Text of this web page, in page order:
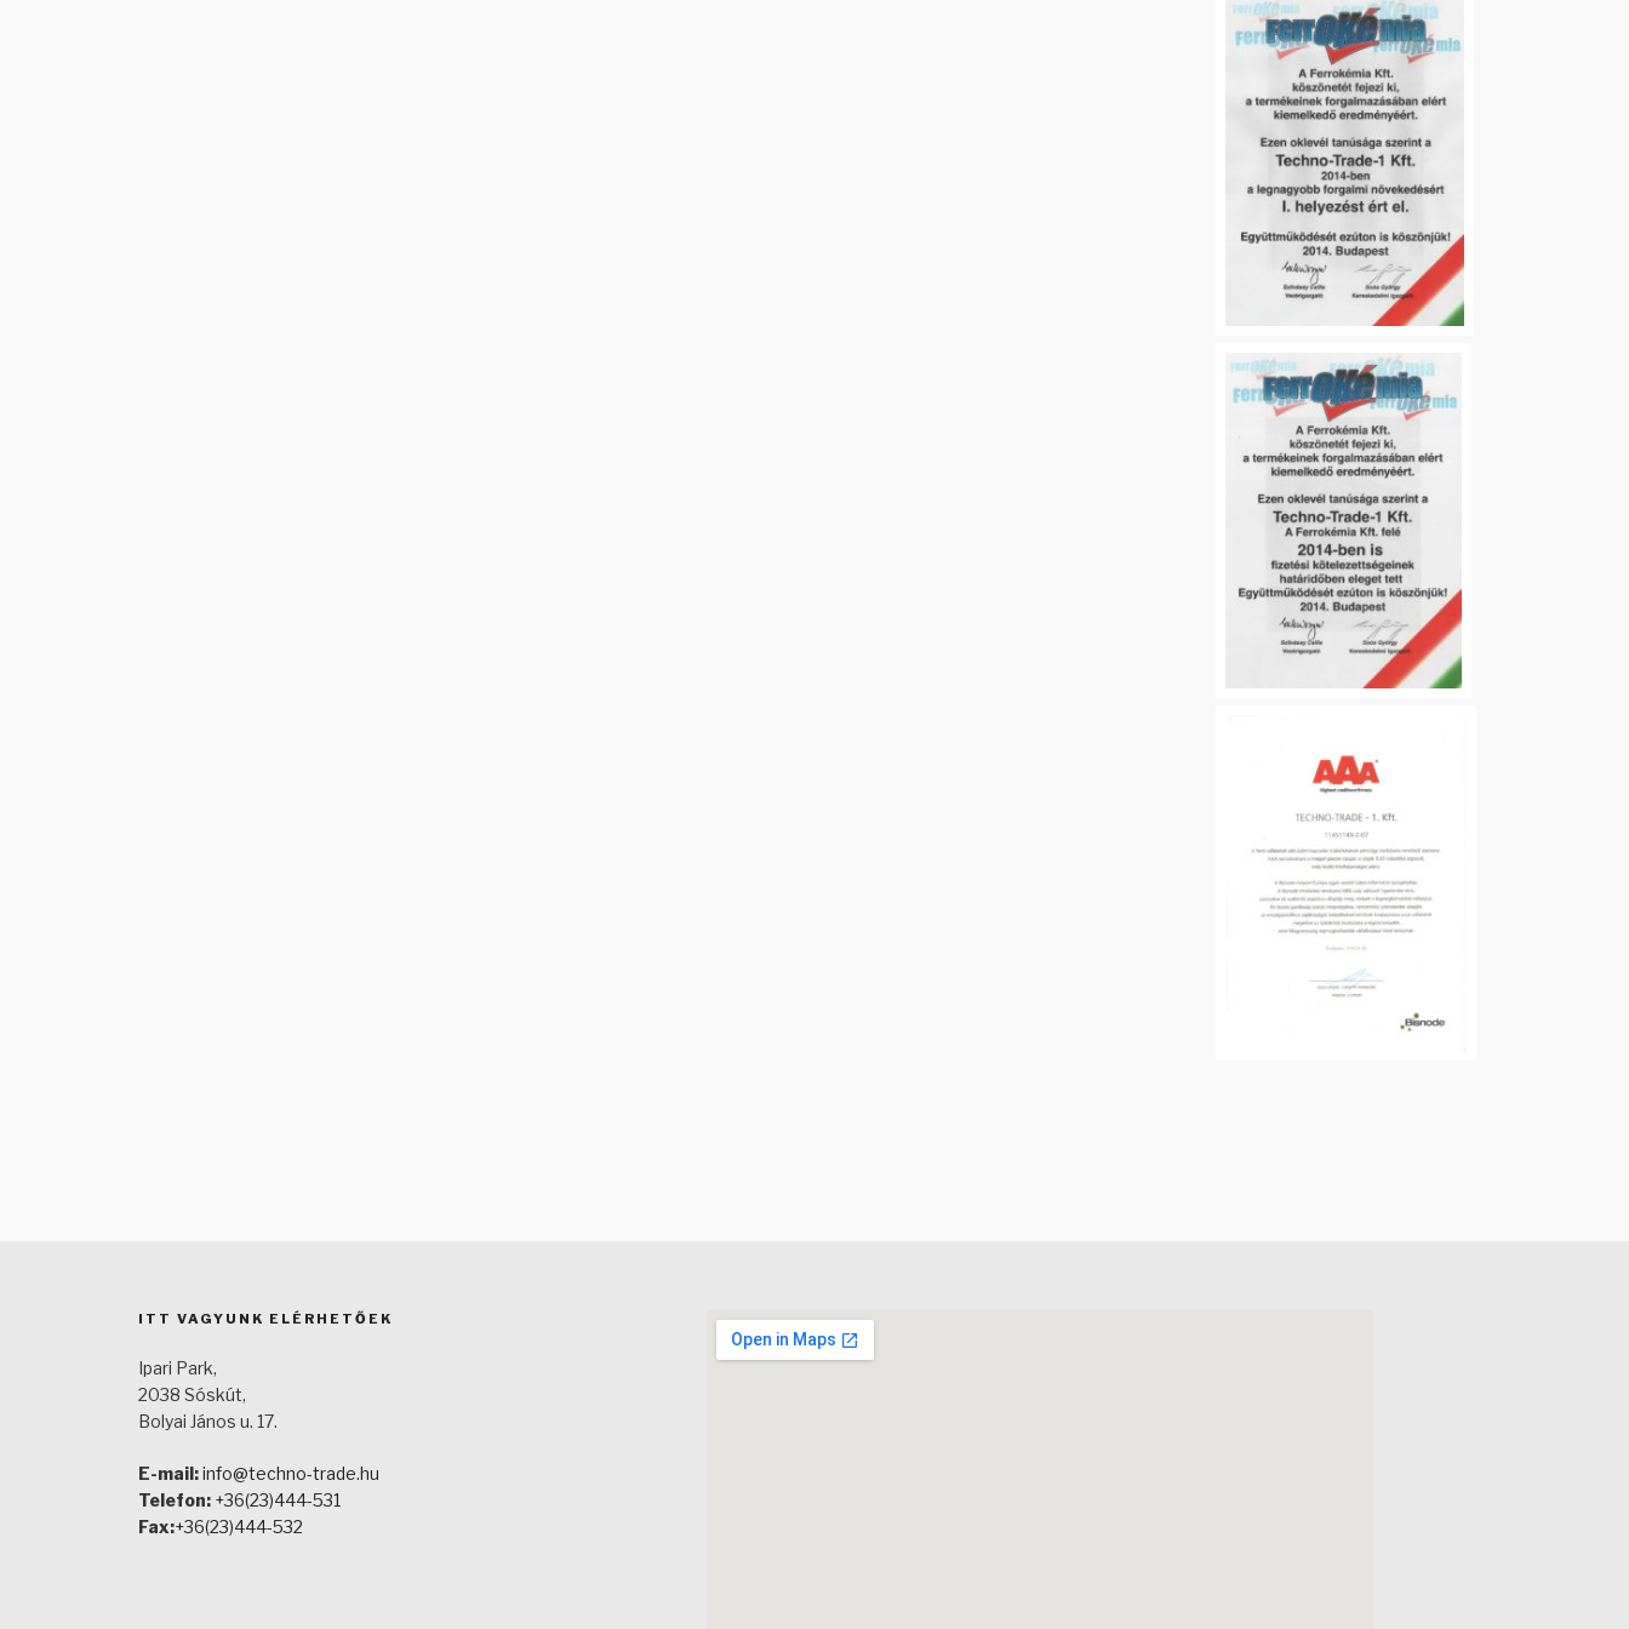
ITT VAGYUNK ELÉRHETŐEK
Ipari Park,
2038 Sóskút,
Bolyai János u. 17.
E-mail:info@techno-trade.hu
Telefon: +36(23)444-531
Fax:+36(23)444-532